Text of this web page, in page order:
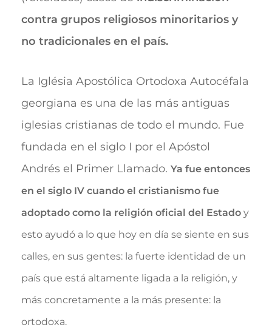
contra grupos religiosos minoritarios y
no tradicionales en el país.
La Iglésia Apostólica Ortodoxa Autocéfala
georgiana es una de las más antiguas
iglesias cristianas de todo el mundo. Fue
fundada en el siglo I por el Apóstol
Andrés el Primer Llamado. Ya fue entonces
en el siglo IV cuando el cristianismo fue
adoptado como la religión oficial del Estado y
esto ayudó a lo que hoy en día se siente en sus
calles, en sus gentes: la fuerte identidad de un
país que está altamente ligada a la religión, y
más concretamente a la más presente: la
ortodoxa.